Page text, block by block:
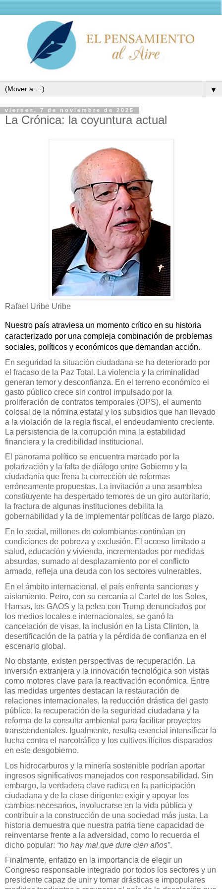
▼
viernes, 7 de noviembre de 2025
La Crónica: la coyuntura actual
Rafael Uribe Uribe
Nuestro país atraviesa un momento crítico en su historia
caracterizado por una compleja combinación de problemas
sociales, políticos y económicos que demandan acción.
En seguridad la situación ciudadana se ha deteriorado por
el fracaso de la Paz Total. La violencia y la criminalidad
generan temor y desconfianza. En el terreno económico el
gasto público crece sin control impulsado por la
proliferación de contratos temporales (OPS), el aumento
colosal de la nómina estatal y los subsidios que han llevado
a la violación de la regla fiscal, el endeudamiento creciente.
La persistencia de la corrupción mina la estabilidad
financiera y la credibilidad institucional.
El panorama político se encuentra marcado por la
polarización y la falta de diálogo entre Gobierno y la
ciudadanía que frena la corrección de reformas
erróneamente propuestas. La invitación a una asamblea
constituyente ha despertado temores de un giro autoritario,
la fractura de algunas instituciones debilita la
gobernabilidad y la de implementar políticas de largo plazo.
En lo social , millones de colombianos continúan en
condiciones de pobreza y exclusión. El acceso limitado a
salud, educación y vivienda, incrementados por medidas
absurdas, sumado al desplazamiento por el conflicto
armado, refleja una deuda con los sectores vulnerables.
En el ámbito internacional , el país enfrenta sanciones y
aislamiento. Petro, con su cercanía al Cartel de los Soles,
Hamas, los GAOS y la pelea con Trump denunciados por
los medios locales e internacionales, se ganó la
cancelación de visas, la inclusión en la Lista Clinton, la
desertificación de la patria y la pérdida de confianza en el
escenario global.
No obstante, existen perspectivas de recuperación. La
inversión extranjera y la innovación tecnológica son vistas
como motores clave para la reactivación económica. Entre
las medidas urgentes destacan la restauración de
relaciones internacionales, la reducción drástica del gasto
público, la recuperación de la seguridad ciudadana y la
reforma de la consulta ambiental para facilitar proyectos
transcendentales. Igualmente, resulta esencial intensificar la
lucha contra el narcotráfico y los cultivos ilícitos disparados
en este desgobierno.
Los hidrocarburos y la minería sostenible podrían aportar
ingresos significativos manejados con responsabilidad. Sin
embargo, la verdadera clave radica en la participación
ciudadana y de la clase dirigente: exigir y apoyar los
cambios necesarios, involucrarse en la vida pública y
contribuir a la construcción de una sociedad más justa. La
historia demuestra que nuestra patria tiene capacidad de
reinventarse frente a la adversidad, como lo recuerda el
dicho popular: “no hay mal que dure cien años”.
Finalmente, enfatizo en la importancia de elegir un
Congreso responsable integrado por todos los sectores y un
presidente capaz de unir y tomar drásticas e impopulares